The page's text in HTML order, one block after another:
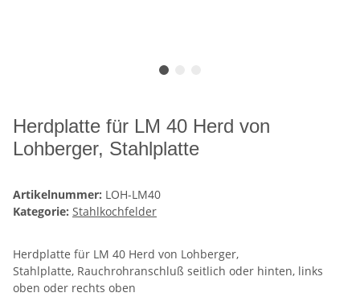
Herdplatte für LM 40 Herd von
Lohberger, Stahlplatte
Artikelnummer: LOH-LM40
Kategorie: Stahlkochfelder
Herdplatte für LM 40 Herd von Lohberger,
Stahlplatte, Rauchrohranschluß seitlich oder hinten, links
oben oder rechts oben